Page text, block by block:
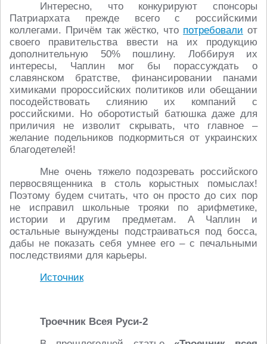
Интересно, что конкурируют спонсоры
Патриархата прежде всего с российскими
коллегами. Причём так жёстко, что потребовали от
своего правительства ввести на их продукцию
дополнительную 50% пошлину. Лоббируя их
интересы, Чаплин мог бы порассуждать о
славянском братстве, финансировании панами
химиками пророссийских политиков или обещании
посодействовать слиянию их компаний с
российскими. Но оборотистый батюшка даже для
приличия не изволит скрывать, что главное –
желание подельников подкормиться от украинских
благодетелей!
Мне очень тяжело подозревать российского
первосвященника в столь корыстных помыслах!
Поэтому будем считать, что он просто до сих пор
не исправил школьные трояки по арифметике,
истории и другим предметам. А Чаплин и
остальные вынуждены подстраиваться под босса,
дабы не показать себя умнее его – с печальными
последствиями для карьеры.
Источник
Троeчник Всея Руси-2